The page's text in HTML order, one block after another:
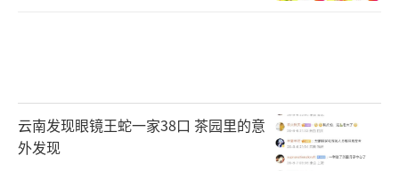
云南发现眼镜王蛇一家38口 茶园里的意
外发现